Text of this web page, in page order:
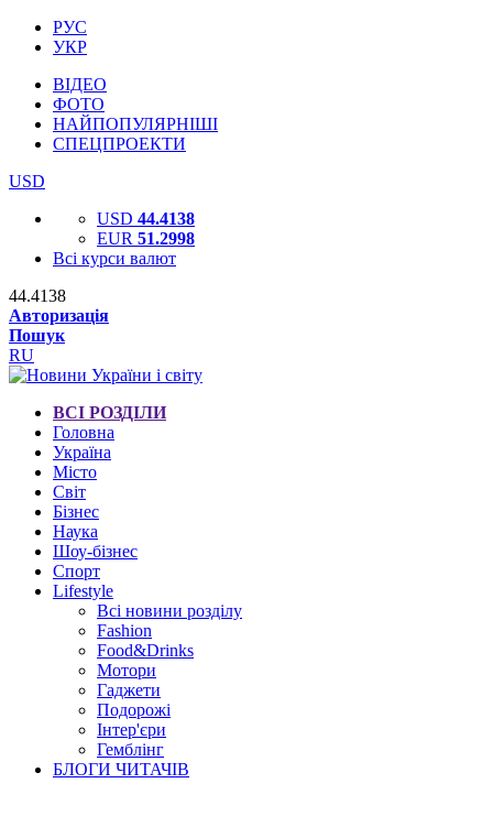
РУС
УКР
ВІДЕО
ФОТО
НАЙПОПУЛЯРНІШІ
СПЕЦПРОЕКТИ
USD
USD 44.4138
EUR 51.2998
Всі курси валют
44.4138
Авторизація
Пошук
RU
ВСІ РОЗДІЛИ
Головна
Україна
Місто
Світ
Бізнес
Наука
Шоу-бізнес
Спорт
Lifestyle
Всі новини розділу
Fashion
Food&Drinks
Мотори
Гаджети
Подорожі
Інтер'єри
Гемблінг
БЛОГИ ЧИТАЧІВ